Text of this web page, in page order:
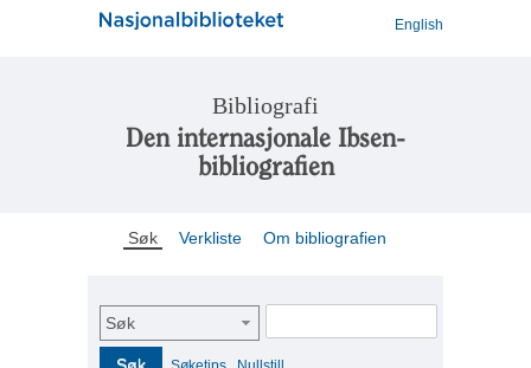
English
Bibliografi
Den internasjonale Ibsen-
bibliografien
Søk Verkliste Om bibliografien
Søk